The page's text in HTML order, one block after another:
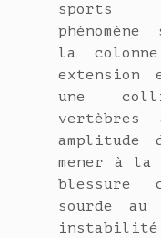
sports
la
extension
une
amplitude
mener à
blessure
sourde
instabilité